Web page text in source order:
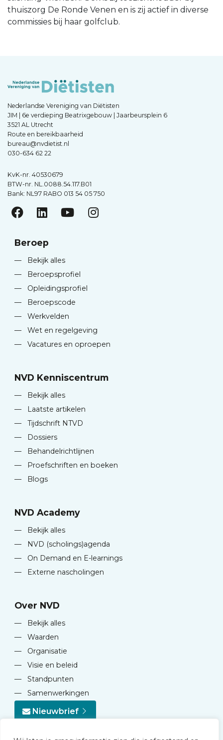
thuiszorg De Ronde Venen en is zij actief in diverse
commissies bij haar golfclub.
Nederlandse Vereniging van Diëtisten
JIM | 6e verdieping Beatrixgebouw | Jaarbeursplein 6
3521 AL Utrecht
Route en bereikbaarheid
bureau@nvdietist.nl
030-634 62 22
KvK-nr. 40530679
BTW-nr. NL.0088.54.117.B01
Bank: NL97 RABO 013 54 05 750
Beroep
—
Bekijk alles
—
Beroepsprofiel
—
Opleidingsprofiel
—
Beroepscode
—
Werkvelden
—
Wet en regelgeving
—
Vacatures en oproepen
NVD Kenniscentrum
—
Bekijk alles
—
Laatste artikelen
—
Tijdschrift NTVD
—
Dossiers
—
Behandelrichtlijnen
—
Proefschriften en boeken
—
Blogs
NVD Academy
—
Bekijk alles
—
NVD (scholings)agenda
—
On Demand en E-learnings
—
Externe nascholingen
Over NVD
—
Bekijk alles
—
Waarden
—
Organisatie
—
Visie en beleid
—
Standpunten
—
Samenwerkingen
Nieuwbrief